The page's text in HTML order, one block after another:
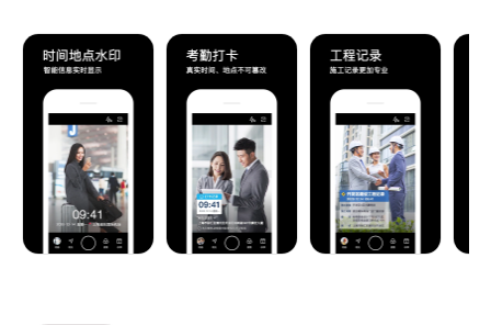
战疫记录、工作质量记录、考勤打卡、物业工作记录、
建筑工程管理、外勤拍照、品牌宣传、现场取证、会议
记录、执勤巡逻、旅行打卡等
【丰富的水印类型】
工作、抗疫、时间、地点、经纬度、海拔、天气、分
贝、心情、日记、特色等
【专业水印模板】